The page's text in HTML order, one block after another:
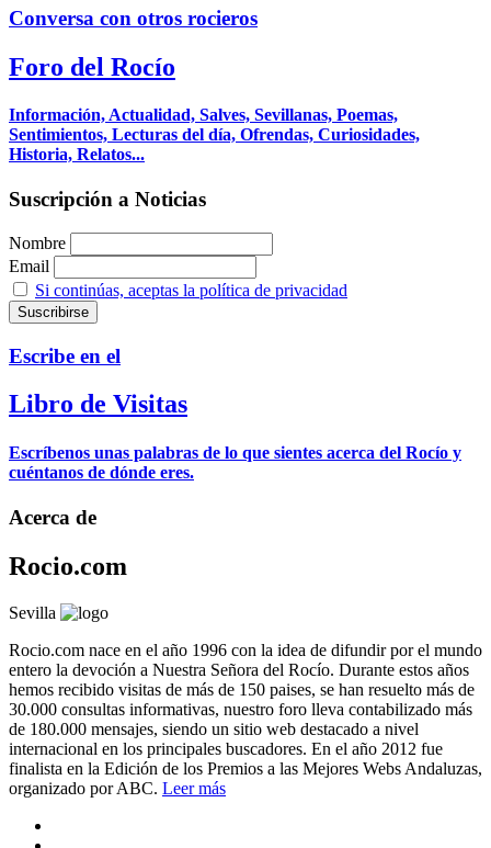
Conversa con otros rocieros
Foro del Rocío
Información, Actualidad, Salves, Sevillanas, Poemas,
Sentimientos, Lecturas del día, Ofrendas, Curiosidades,
Historia, Relatos...
Suscripción a Noticias
Nombre
Email
Si continúas, aceptas la política de privacidad
Escribe en el
Libro de Visitas
Escríbenos unas palabras de lo que sientes acerca del Rocío y
cuéntanos de dónde eres.
Acerca de
Rocio.com
Sevilla
Rocio.com nace en el año 1996 con la idea de difundir por el mundo
entero la devoción a Nuestra Señora del Rocío. Durante estos años
hemos recibido visitas de más de 150 paises, se han resuelto más de
30.000 consultas informativas, nuestro foro lleva contabilizado más
de 180.000 mensajes, siendo un sitio web destacado a nivel
internacional en los principales buscadores. En el año 2012 fue
finalista en la Edición de los Premios a las Mejores Webs Andaluzas,
organizado por ABC. Leer más